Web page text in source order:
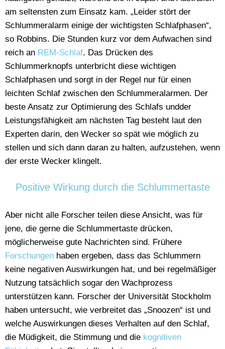
am seltensten zum Einsatz kam. „Leider stört der
Schlummeralarm einige der wichtigsten Schlafphasen“,
so Robbins. Die Stunden kurz vor dem Aufwachen sind
reich an REM-Schlaf. Das Drücken des
Schlummerknopfs unterbricht diese wichtigen
Schlafphasen und sorgt in der Regel nur für einen
leichten Schlaf zwischen den Schlummeralarmen. Der
beste Ansatz zur Optimierung des Schlafs undder
Leistungsfähigkeit am nächsten Tag besteht laut den
Experten darin, den Wecker so spät wie möglich zu
stellen und sich dann daran zu halten, aufzustehen, wenn
der erste Wecker klingelt.
Positive Wirkung durch die Schlummertaste
Aber nicht alle Forscher teilen diese Ansicht, was für
jene, die gerne die Schlummertaste drücken,
möglicherweise gute Nachrichten sind. Frühere
Forschungen haben ergeben, dass das Schlummern
keine negativen Auswirkungen hat, und bei regelmäßiger
Nutzung tatsächlich sogar den Wachprozess
unterstützen kann. Forscher der Universität Stockholm
haben untersucht, wie verbreitet das „Snoozen“ ist und
welche Auswirkungen dieses Verhalten auf den Schlaf,
die Müdigkeit, die Stimmung und die kognitiven